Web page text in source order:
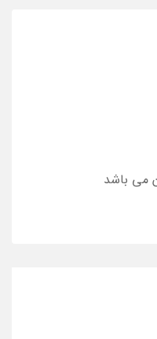
می باشد